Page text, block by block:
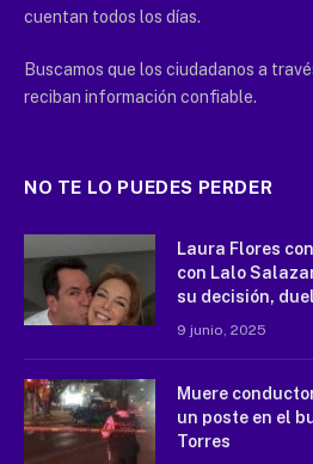
cuentan todos los días.
Buscamos que los ciudadanos a
reciban información confiable.
NO TE LO PUEDES PERDER
Laura Flores
con Lalo
su decisión,
9 junio, 2025
Muere
un poste en el
Torres